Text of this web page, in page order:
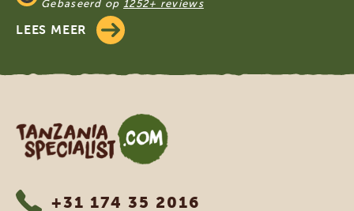
Gebaseerd op 1252+ reviews
LEES MEER
Tanzania Specialist
+31 174 35 2016